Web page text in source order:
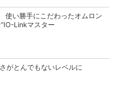
い勝手にこだわったオムロン
Linkマスター
がとんでもないレベルに